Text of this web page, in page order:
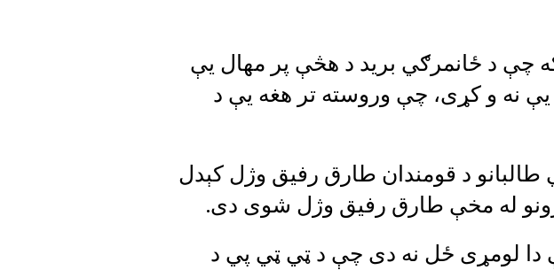
چې د ځانمرګي برید د هڅې پر مهال یې
نه و کړی، چې وروسته تر هغه یې د
طالبانو د قومندان طارق رفیق وژل کېدل
له مخې طارق رفیق وژل شوی دی.
دا لومړی ځل نه دی چې د ټي ټي پي د